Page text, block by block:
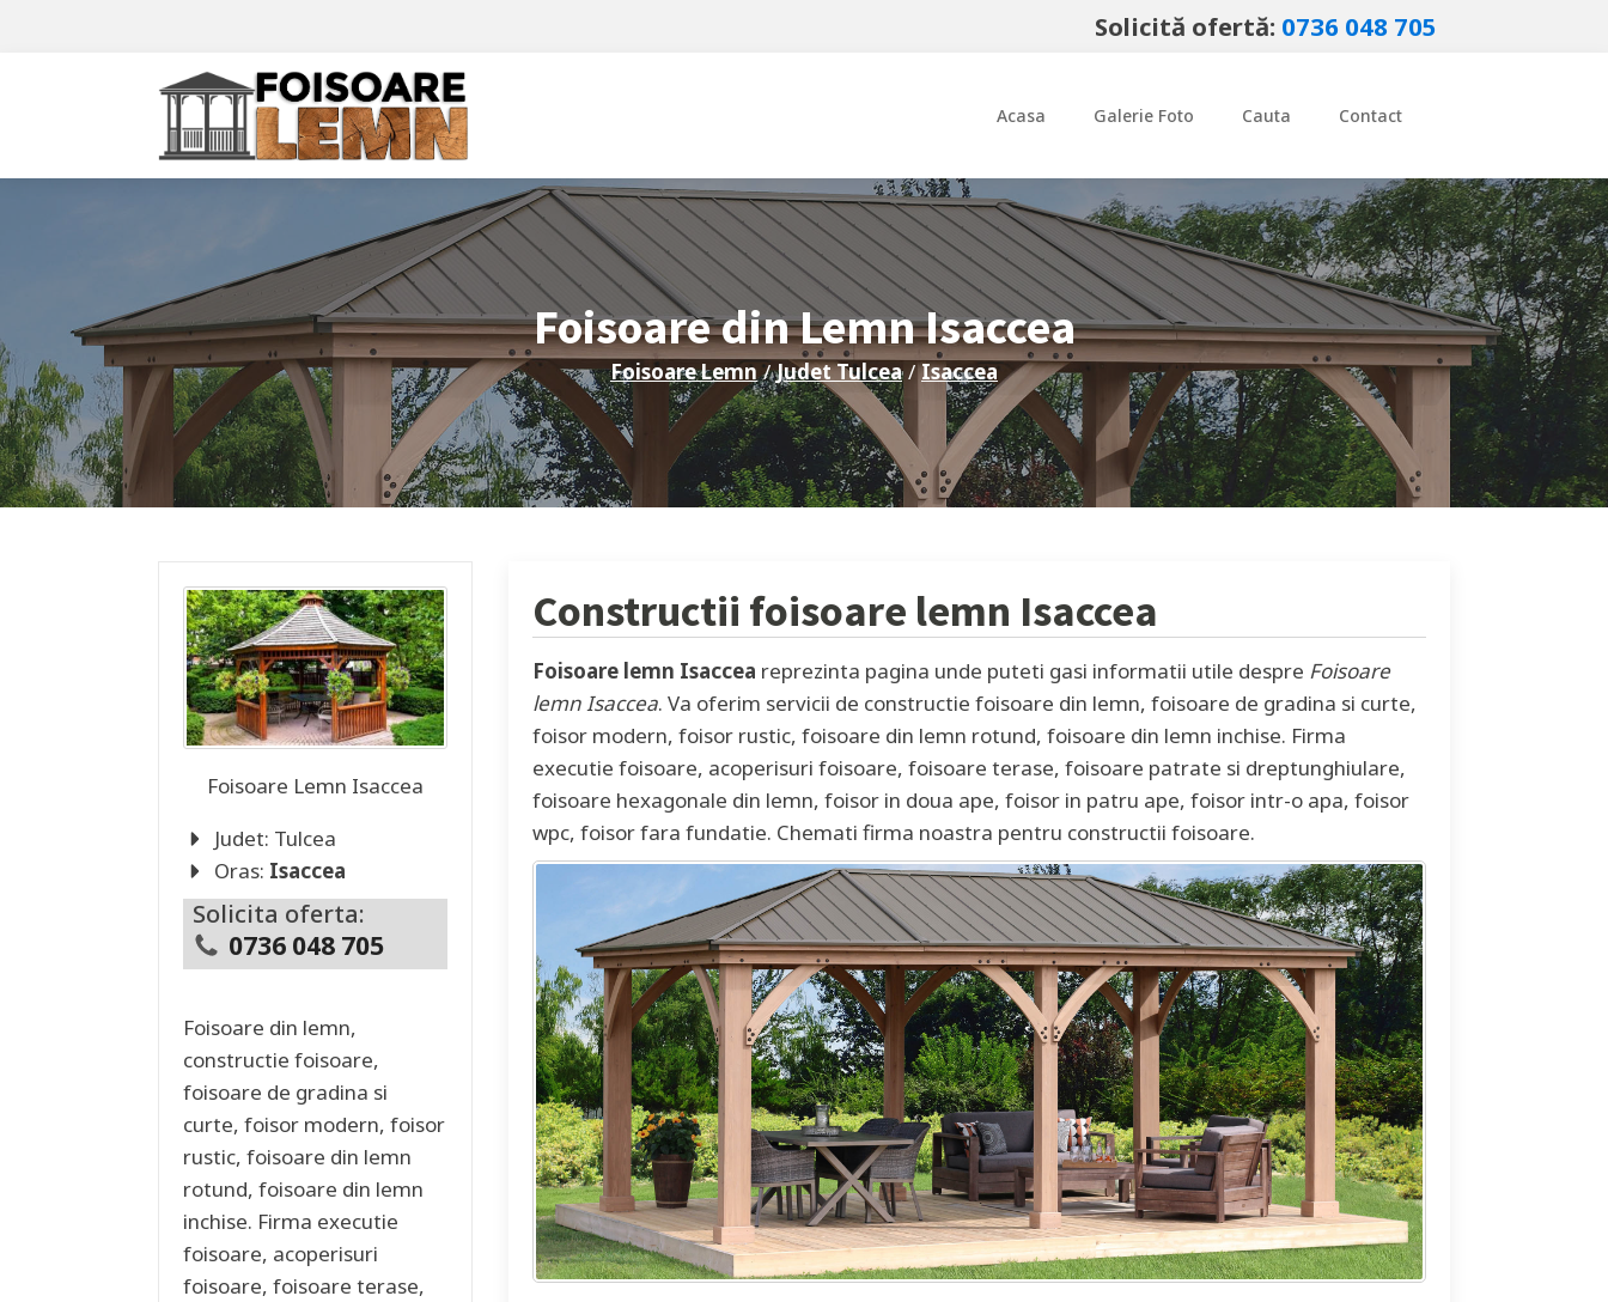
Solicită ofertă: 0736 048 705
Acasa Galerie Foto Cauta Contact
Foisoare din LemnIsaccea
Foisoare Lemn / JudetTulcea / Isaccea
Foisoare Lemn Isaccea
Judet: Tulcea
Oras: Isaccea
Solicita oferta:
0736 048 705
Foisoare din lemn,
constructie foisoare,
foisoare de gradina si
curte, foisor modern, foisor
rustic, foisoare din lemn
rotund, foisoare din lemn
inchise. Firma executie
foisoare, acoperisuri
foisoare, foisoare terase,
Constructii foisoare lemn Isaccea
Foisoare lemn Isaccea reprezinta pagina unde puteti gasi informatii utile despre Foisoare
lemn Isaccea. Va oferim servicii de constructie foisoare din lemn, foisoare de gradina si curte,
foisor modern, foisor rustic, foisoare din lemn rotund, foisoare din lemn inchise. Firma
executie foisoare, acoperisuri foisoare, foisoare terase, foisoare patrate si dreptunghiulare,
foisoare hexagonale din lemn, foisor in doua ape, foisor in patru ape, foisor intr-o apa, foisor
wpc, foisor fara fundatie. Chemati firma noastra pentru constructii foisoare.